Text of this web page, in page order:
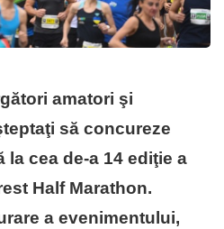
amatori şi
să concureze
cea de-a 14 ediţie a
Half Marathon.
a evenimentului,